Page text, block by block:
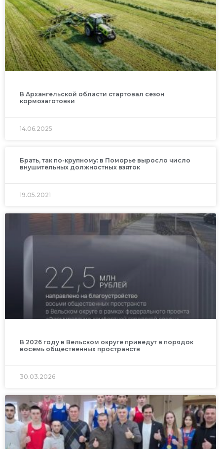
В Архангельской области стартовал сезон
кормозаготовки
14.06.2025
Брать, так по-крупному: в Поморье выросло число
внушительных должностных взяток
19.05.2021
В 2026 году в Вельском округе приведут в порядок
восемь общественных пространств
30.03.2026